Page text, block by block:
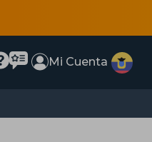
Mi Cuenta